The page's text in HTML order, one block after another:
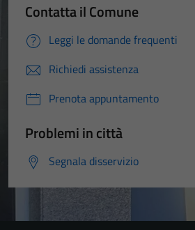
Contatta il Comune
Leggi le domande frequenti
Richiedi assistenza
Prenota appuntamento
Problemi in città
Segnala disservizio